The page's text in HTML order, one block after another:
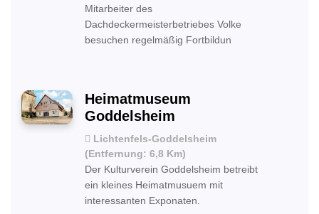
Mitarbeiter des
Dachdeckermeisterbetriebes Volke
besuchen regelmäßig Fortbildun
Heimatmuseum
Goddelsheim
Lichtenfels-Goddelsheim
(Entfernung: 6,8 Km)
Der Kulturverein Goddelsheim betreibt
ein kleines Heimatmusuem mit
interessanten Exponaten.